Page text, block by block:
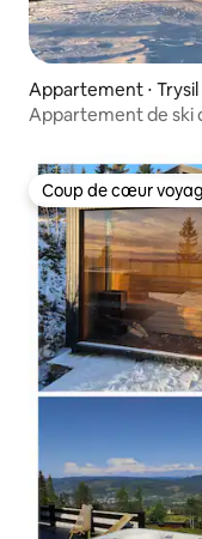
Appartement ⋅ Trysil
Appartement de ski
Coup de cœur
Coup de cœur